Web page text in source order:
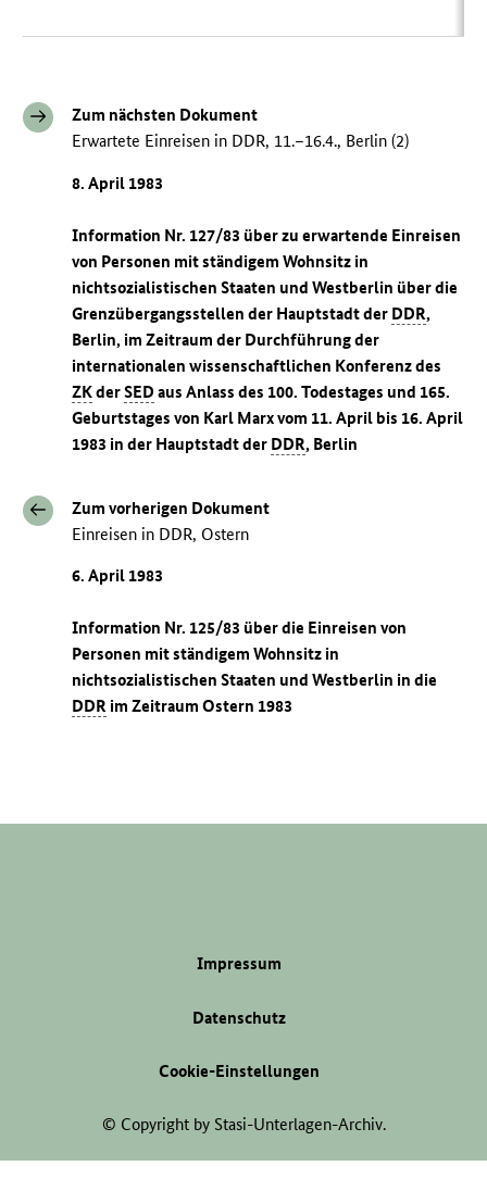
Zum nächsten Dokument
Erwartete Einreisen in DDR, 11.–16.4., Berlin (2)
8. April 1983
Information Nr. 127/83 über zu erwartende Einreisen
von Personen mit ständigem Wohnsitz in
nichtsozialistischen Staaten und Westberlin über die
Grenzübergangsstellen der Hauptstadt der DDR,
Berlin, im Zeitraum der Durchführung der
internationalen wissenschaftlichen Konferenz des
ZKderSED aus Anlass des 100. Todestages und 165.
Geburtstages von Karl Marx vom 11. April bis 16. April
1983 in der Hauptstadt der DDR, Berlin
Zum vorherigen Dokument
Einreisen in DDR, Ostern
6. April 1983
Information Nr. 125/83 über die Einreisen von
Personen mit ständigem Wohnsitz in
nichtsozialistischen Staaten und Westberlin in die
DDR im Zeitraum Ostern 1983
Impressum
Datenschutz
Cookie-Einstellungen
© Copyright by Stasi-Unterlagen-Archiv.